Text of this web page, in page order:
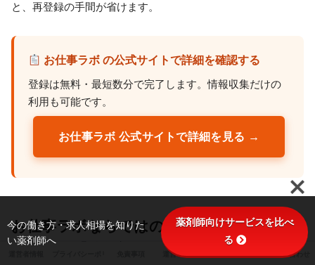
と、再登録の手間が省けます。
お仕事ラボ の公式サイトで詳細を確認する
登録は無料・最短数分で完了します。情報収集だけの
利用も可能です。
お仕事ラボ 公式サイトで詳細を見る →
お仕事ラボならではの強みと、向く人・向
かない人【編集部の結論】運営ポリシー お問い合わせ
今の働き方・求人相場を知りた
い薬剤師へ
薬剤師向けサービスを比べ
る